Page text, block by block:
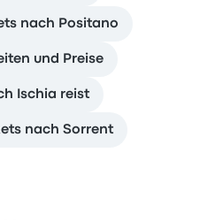
nach Positano
und Preise
Ischia reist
nach Sorrent